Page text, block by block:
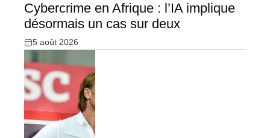
Cybercrime en Afrique : l’IA implique
désormais un cas sur deux
5 août 2026